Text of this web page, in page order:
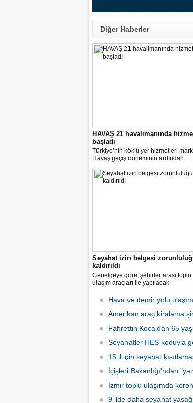
Diğer Haberler
HAVAŞ 21 havalimanında
başladı
Türkiye’nin köklü yer hizmetleri
Havaş geçiş döneminin ardından
koronavirüse karşı tüm önlemleri
tarifeli yolcu seferlerine hizmet
başladı.
Seyahat izin belgesi
kaldırıldı
Genelgeye göre, şehirler arası toplu
ulaşım araçları ile yapılacak
zorunluluğu yürürlükten kaldırıldı.
Hava ve demir yolu
Amerikan araç kiralama
Fahrettin Koca'dan 65
Seyahatler HES koduyla
15 il için seyahat
İçişleri Bakanlığı'ndan
İzmir toplu ulaşımda
9 ilde daha seyahat yasağı